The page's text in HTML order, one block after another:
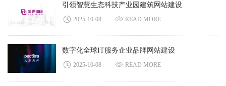
引领智慧生态科技产业园建筑网站建设
2025-10-08 READ MORE
数字化全球IT服务企业品牌网站建设
2025-10-08 READ MORE